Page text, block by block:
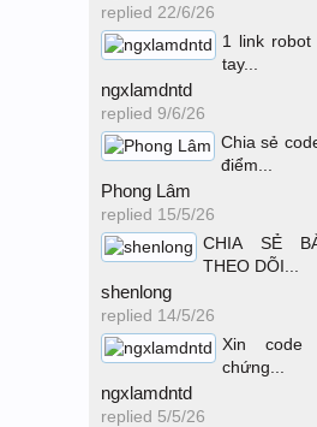
replied 22/6/26
1 link
tay...
ngxlamdntd
replied 9/6/26
Chia sẻ
điểm...
Phong Lâm
replied 15/5/26
CHIA SẺ
THEO DÕI...
shenlong
replied 14/5/26
Xin code
chứng...
ngxlamdntd
replied 5/5/26